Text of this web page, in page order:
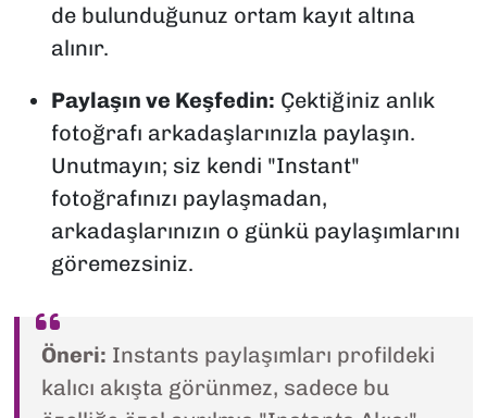
de bulunduğunuz ortam kayıt altına
alınır.
Paylaşın ve Keşfedin: Çektiğiniz anlık
fotoğrafı arkadaşlarınızla paylaşın.
Unutmayın; siz kendi "Instant"
fotoğrafınızı paylaşmadan,
arkadaşlarınızın o günkü paylaşımlarını
göremezsiniz.
Öneri: Instants paylaşımları profildeki
kalıcı akışta görünmez, sadece bu